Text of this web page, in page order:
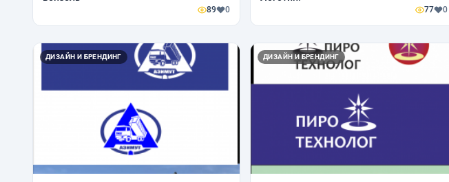
89 0 77 0
ДИЗАЙН И БРЕНДИНГ ДИЗАЙН И БРЕНДИНГ